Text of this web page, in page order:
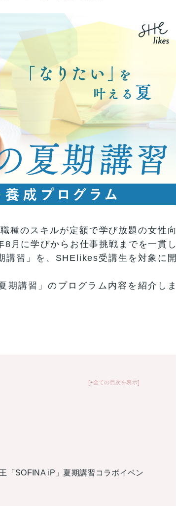
種のスキルが定額で学び放題の女性向
月に学びからお仕事挑戦までを一貫し
講習」を、SHElikes受講生を対象に開
期講習」のプログラム内容を紹介しま
+全ての目次を表示
「SOFINA iP」夏期講習コラボイベン